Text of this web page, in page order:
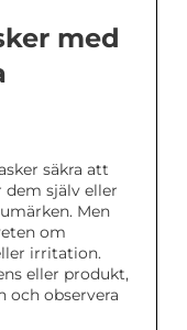
med
säkra att
själv eller
Men
om
irritation.
eller produkt,
och observera